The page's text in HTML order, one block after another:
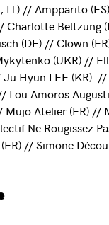
IT) // Ampparito
Charlotte Beltzung
(DE) // Clown
(UKR) //
Ju Hyun LEE (KR)
Lou Amoros
Mujo Atelier (FR) //
Ne Rougissez
// Simone